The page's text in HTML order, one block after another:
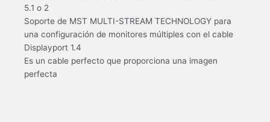
5.1 o 2
Soporte de MST MULTI-STREAM TECHNOLOGY para
una configuración de monitores múltiples con el cable
Displayport 1.4
Es un cable perfecto que proporciona una imagen
perfecta